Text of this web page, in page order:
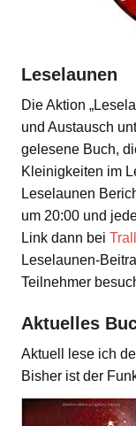
Leselaunen
Die Aktion
und Austausch
gelesene Buch,
Kleinigkeiten im
Leselaunen
um 20:00 und
Link dann bei
Leselaunen-
Teilnehmer
Aktuelles
Aktuell lese ich
Bisher ist der